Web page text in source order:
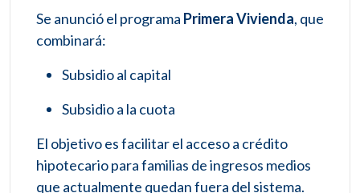
Se anunció el programa Primera Vivienda, que
combinará:
Subsidio al capital
Subsidio a la cuota
El objetivo es facilitar el acceso a crédito
hipotecario para familias de ingresos medios
que actualmente quedan fuera del sistema.